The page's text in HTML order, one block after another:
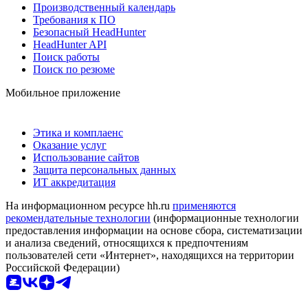
Производственный календарь
Требования к ПО
Безопасный HeadHunter
HeadHunter API
Поиск работы
Поиск по резюме
Мобильное приложение
Этика и комплаенс
Оказание услуг
Использование сайтов
Защита персональных данных
ИТ аккредитация
На информационном ресурсе hh.ru применяются
рекомендательные технологии (информационные технологии
предоставления информации на основе сбора, систематизации
и анализа сведений, относящихся к предпочтениям
пользователей сети «Интернет», находящихся на территории
Российской Федерации)